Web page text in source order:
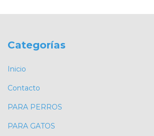
Categorías
Inicio
Contacto
PARA PERROS
PARA GATOS